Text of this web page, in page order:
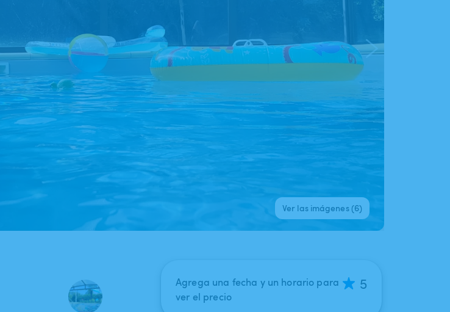
Ver las imágenes (6)
Agrega una fecha y un horario para
ver el precio
5